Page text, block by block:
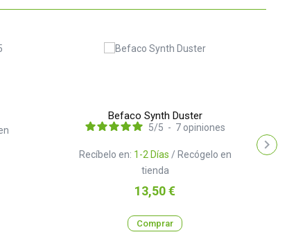
Befaco Synth Duster
Recíbelo en: 1-2 Días / Recógelo en
tienda
5/5 - 7 opiniones
Precio
13,50 €
Comprar